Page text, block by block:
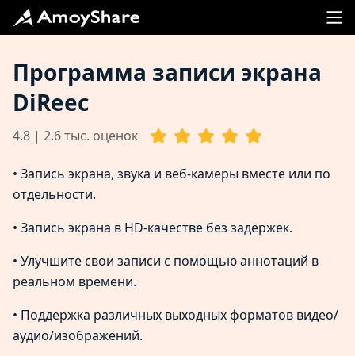
Программа записи экрана
DiReec
4.8 | 2.6 тыс. оценок
• Запись экрана, звука и веб-камеры вместе или по
отдельности.
• Запись экрана в HD-качестве без задержек.
• Улучшите свои записи с помощью аннотаций в
реальном времени.
• Поддержка различных выходных форматов видео/
аудио/изображений.